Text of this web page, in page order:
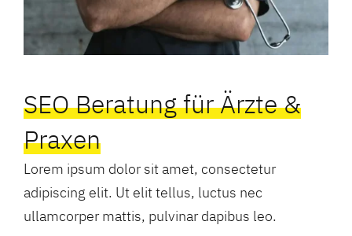
SEO Beratung für Ärzte &
Praxen
Lorem ipsum dolor sit amet, consectetur
adipiscing elit. Ut elit tellus, luctus nec
ullamcorper mattis, pulvinar dapibus leo.